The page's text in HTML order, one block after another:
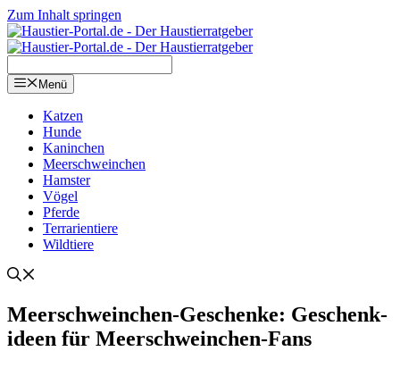
Zum Inhalt springen
Menü
Kat­zen
Hun­de
Kanin­chen
Meer­schwein­chen
Hams­ter
Vögel
Pfer­de
Ter­ra­ri­en­tie­re
Wild­tie­re
Meer­schwein­chen-Geschen­ke: Geschenk­
ideen für Meer­schwein­chen-Fans